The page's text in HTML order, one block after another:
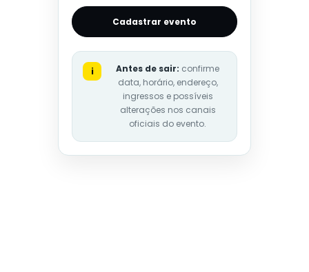
Cadastrar evento
i Antes de sair: confirme
data, horário, endereço,
ingressos e possíveis
alterações nos canais
oficiais do evento.